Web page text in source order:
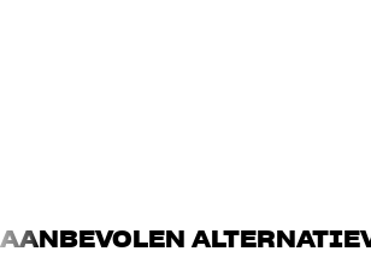
Plafondbeugel voor zwaardere projectoren De
AANBEVOLEN